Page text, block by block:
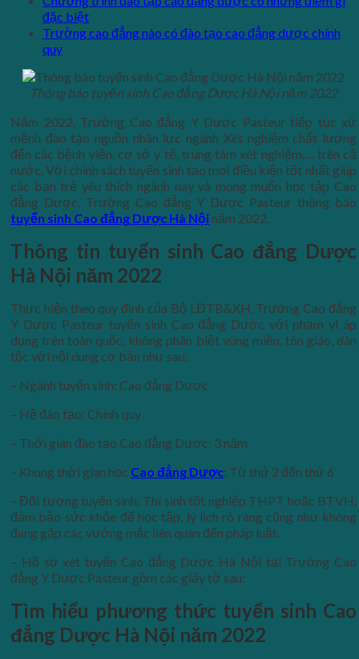
đặc biệt
Trường cao đẳng nào có đào tạo cao đẳng dược chính
quy
Thông báo tuyển sinh Cao đẳng Dược Hà Nội năm 2022
Năm 2022, Trường Cao đẳng Y Dược Pasteur tiếp tục xứ
mệnh đào tạo nguồn nhân lực ngành Xét nghiệm chất lượng
đến các bệnh viện, cơ sở y tế, trung tâm xét nghiệm,… trên cả
nước. Với chính sách tuyển sinh tạo mọi điều kiện tốt nhất giúp
các bạn trẻ yêu thích ngành này và mong muốn học tập Cao
đẳng Dược, Trường Cao đẳng Y Dược Pasteur thông báo
tuyển sinh Cao đẳng Dược Hà Nội năm 2022.
Thông tin tuyển sinh Cao đẳng Dược
Hà Nội năm 2022
Thực hiện theo quy định của Bộ LĐTB&XH, Trường Cao đẳng
Y Dược Pasteur tuyển sinh Cao đẳng Dược với phạm vi áp
dụng trên toàn quốc, không phân biệt vùng miền, tôn giáo, dân
tộc với nội dung cơ bản như sau:
– Ngành tuyển sinh: Cao đẳng Dược
– Hệ đào tạo: Chính quy
– Thời gian đào tạo Cao đẳng Dược: 3 năm
– Khung thời gian học Cao đẳng Dược: Từ thứ 2 đến thứ 6
– Đối tượng tuyển sinh: Thí sinh tốt nghiệp THPT hoặc BTVH,
đảm bảo sức khỏe để học tập, lý lịch rõ ràng cũng như không
đang gặp các vướng mắc liên quan đến pháp luật.
– Hồ sơ xét tuyển Cao đẳng Dược Hà Nội tại Trường Cao
đẳng Y Dược Pasteur gồm các giấy tờ sau:
Tìm hiểu phương thức tuyển sinh Cao
đẳng Dược Hà Nội năm 2022